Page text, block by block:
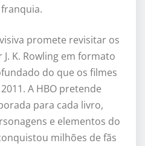
promete revisitar os
J. K. Rowling em formato
do que os filmes
A HBO pretende
para cada livro,
e elementos do
milhões de fãs